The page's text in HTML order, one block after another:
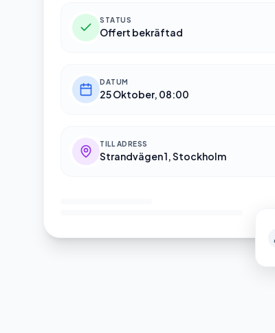
STATUS
Offert bekräftad
DATUM
25 Oktober, 08:00
TILL ADRESS
Strandvägen 1, Stockholm